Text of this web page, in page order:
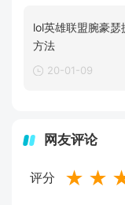
lol英雄联盟腕豪
方法
20-01-09
网友评论
评分 ★ ★